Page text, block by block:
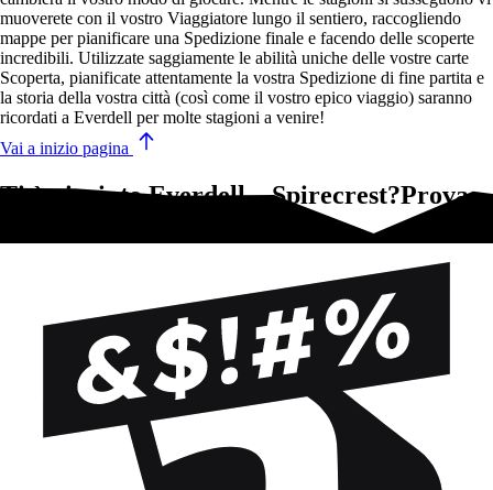
muoverete con il vostro Viaggiatore lungo il sentiero, raccogliendo
mappe per pianificare una Spedizione finale e facendo delle scoperte
incredibili. Utilizzate saggiamente le abilità uniche delle vostre carte
Scoperta, pianificate attentamente la vostra Spedizione di fine partita e
la storia della vostra città (così come il vostro epico viaggio) saranno
ricordati a Everdell per molte stagioni a venire!
Vai a inizio pagina
Ti è piaciuto Everdell – Spirecrest?Prova